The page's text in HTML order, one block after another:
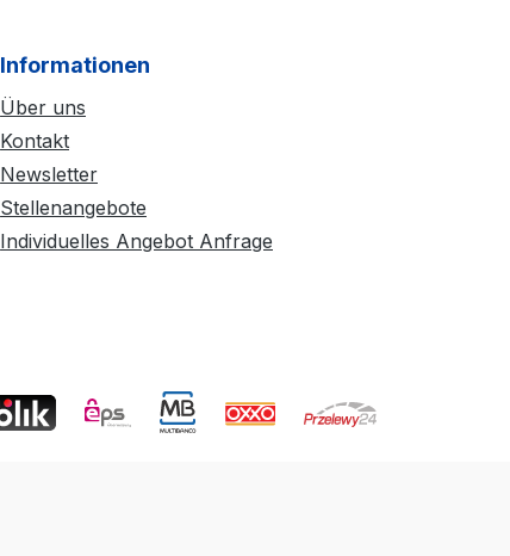
Informationen
Über uns
Kontakt
Newsletter
Stellenangebote
Individuelles Angebot Anfrage